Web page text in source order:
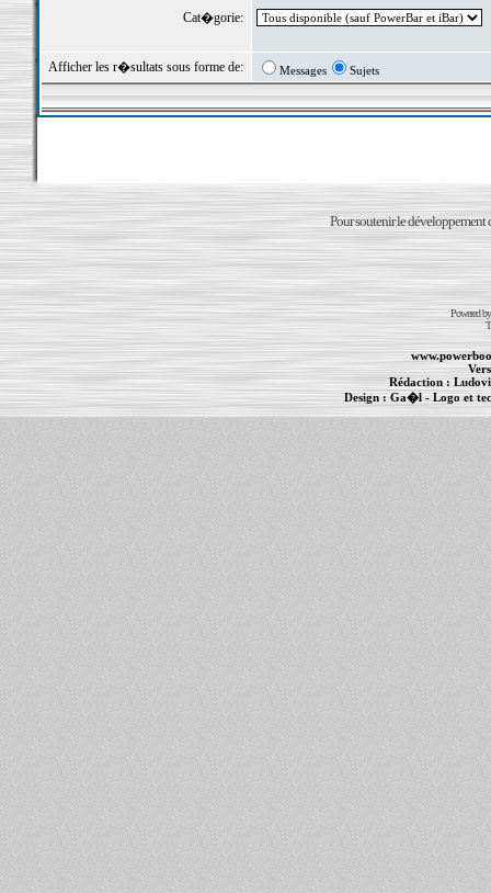
Cat�gorie:
Afficher les r�sultats sous forme de: Messages Sujets
Pour soutenir le développement
Powered
Rédaction :
Design : Ga�l- Logo et